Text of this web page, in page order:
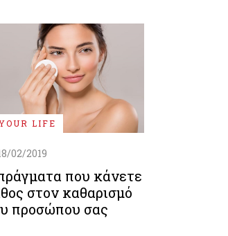
LIFE
02/2019
που κάνετε
στον καθαρισμό
προσώπου σας